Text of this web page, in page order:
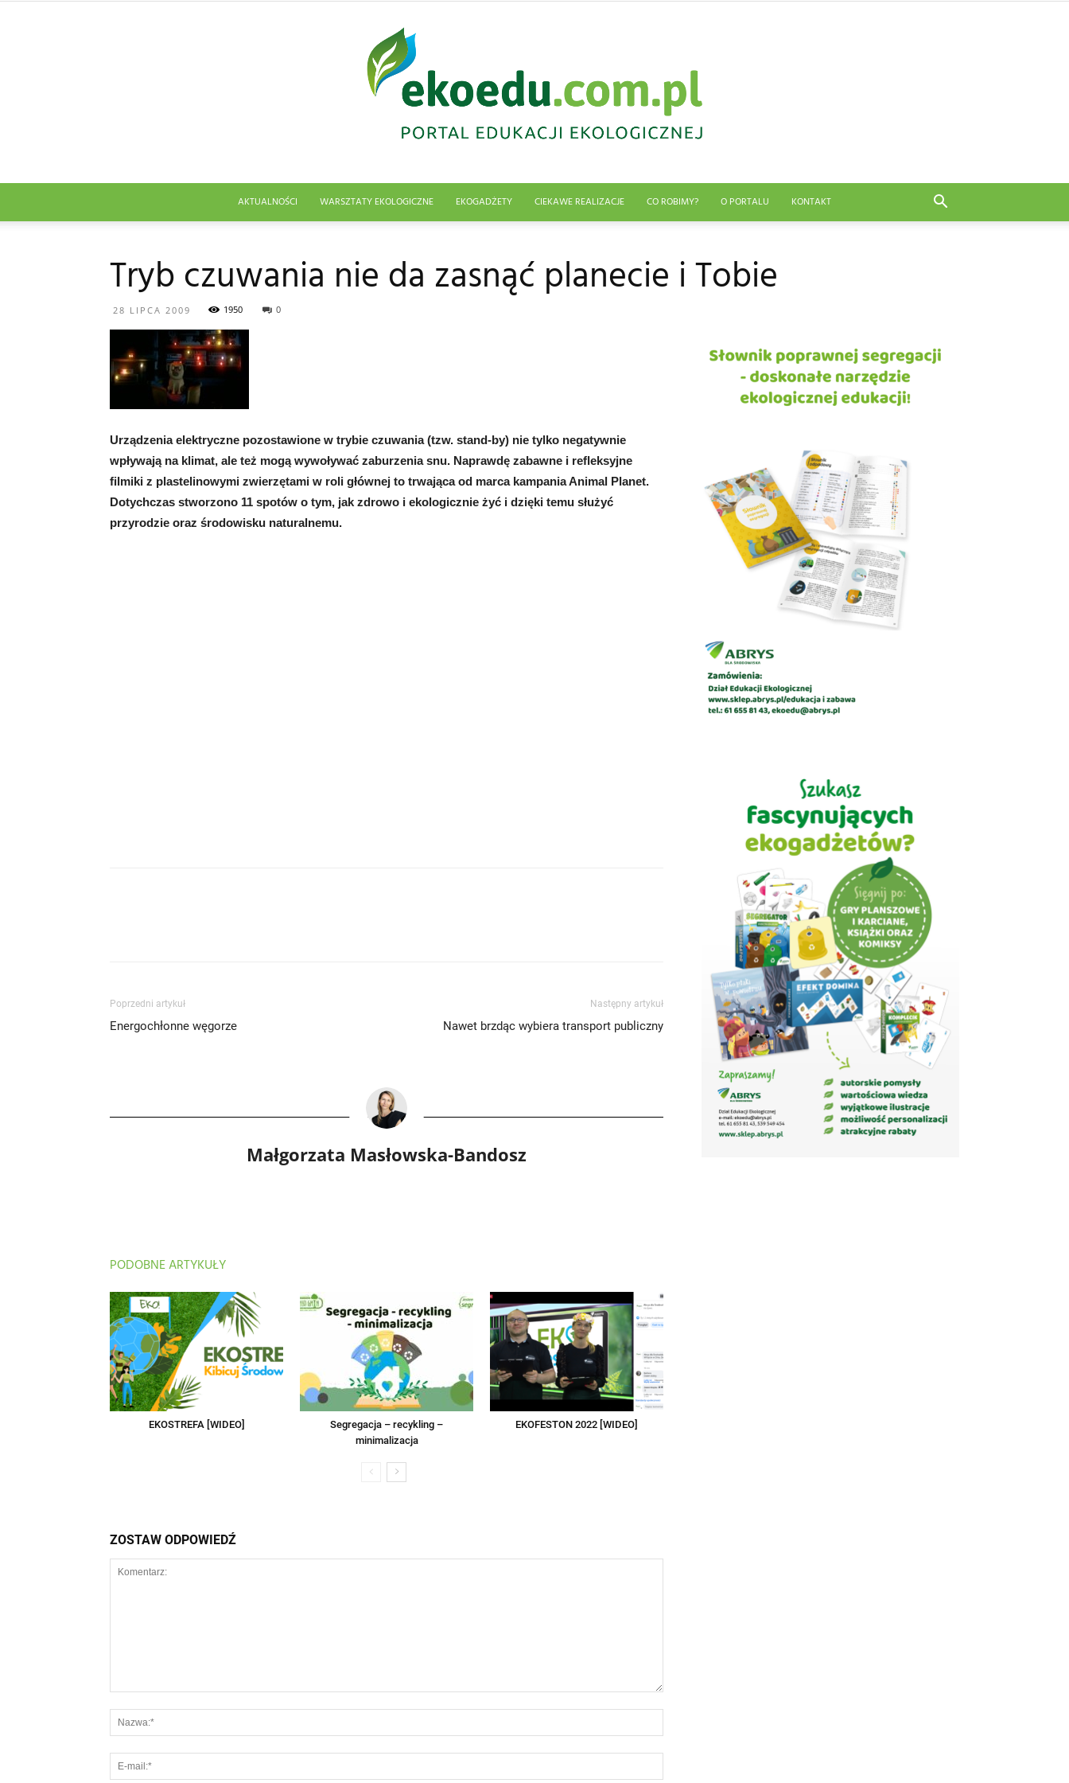
Abrys
AKTUALNOŚCI WARSZTATY EKOLOGICZNE EKOGADŻETY CIEKAWE REALIZACJE CO ROBIMY? O PORTALU KONTAKT
Tryb czuwania nie da zasnąć planecie i Tobie
28 LIPCA 2009 1950 0
Urządzenia elektryczne pozostawione w trybie czuwania (tzw. stand-by) nie tylko negatywnie
wpływają na klimat, ale też mogą wywoływać zaburzenia snu. Naprawdę zabawne i refleksyjne
filmiki z plastelinowymi zwierzętami w roli głównej to trwająca od marca kampania Animal Planet.
Dotychczas stworzono 11 spotów o tym, jak zdrowo i ekologicznie żyć i dzięki temu służyć
przyrodzie oraz środowisku naturalnemu.
Poprzedni artykuł
Energochłonne węgorze
Następny artykuł
Nawet brzdąc wybiera transport publiczny
Małgorzata Masłowska-Bandosz
PODOBNE ARTYKUŁY
EKOSTREFA [WIDEO]
Segregacja – recykling –
minimalizacja
EKOFESTON 2022 [WIDEO]
ZOSTAW ODPOWIEDŹ